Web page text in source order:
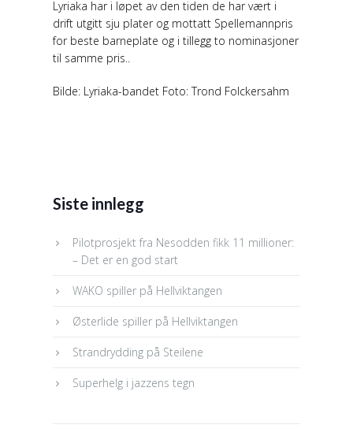
Lyriaka har i løpet av den tiden de har vært i
drift utgitt sju plater og mottatt Spellemannpris
for beste barneplate og i tillegg to nominasjoner
til samme pris..
Bilde: Lyriaka-bandet Foto: Trond Folckersahm
Siste innlegg
Pilotprosjekt fra Nesodden fikk 11 millioner:
– Det er en god start
WAKO spiller på Hellviktangen
Østerlide spiller på Hellviktangen
Strandrydding på Steilene
Superhelg i jazzens tegn